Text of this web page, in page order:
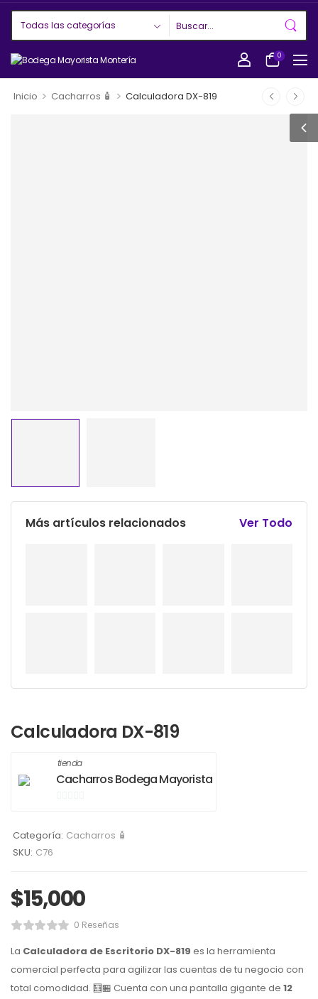
0
Inicio > Cacharros 🧴 > Calculadora DX-819
Más artículos relacionados Ver Todo
Calculadora DX-819
tienda
Cacharros Bodega Mayorista
5
Categoría: Cacharros 🧴
SKU: C76
$15,000
0 Reseñas
La Calculadora de Escritorio DX-819 es la herramienta
comercial perfecta para agilizar las cuentas de tu negocio con
total comodidad. 🧮🏪 Cuenta con una pantalla gigante de 12